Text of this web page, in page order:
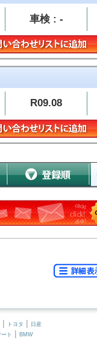
車検 : -
R09.08
| トヨタ |
日産
ート | BMW